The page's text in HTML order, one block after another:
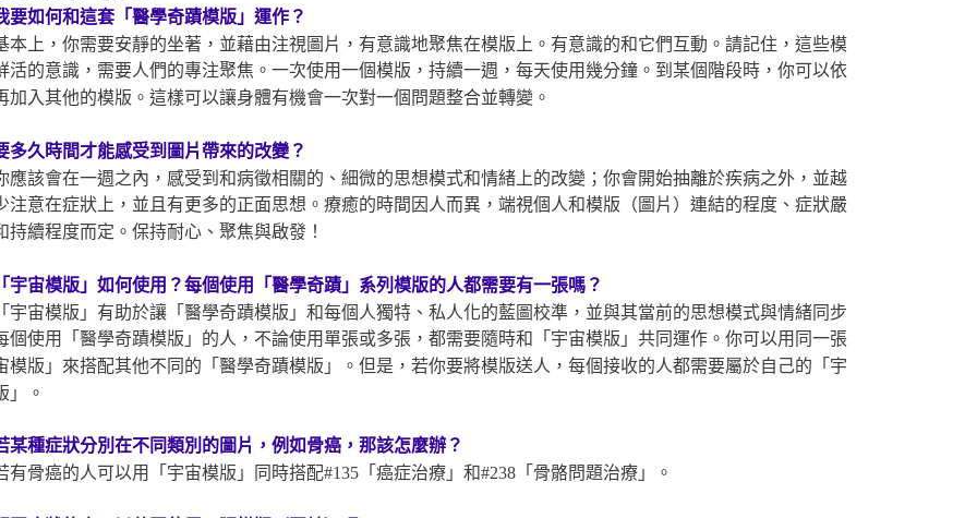
要如何和這套「醫學奇蹟模版」運作？
本上，你需要安靜的坐著，並藉由注視圖片，有意識地聚焦在模版上。有意識的和它們互動。請記住，這些模
活的意識，需要人們的專注聚焦。一次使用一個模版，持續一週，每天使用幾分鐘。到某個階段時，你可以依
加入其他的模版。這樣可以讓身體有機會一次對一個問題整合並轉變。
多久時間才能感受到圖片帶來的改變？
應該會在一週之內，感受到和病徵相關的、細微的思想模式和情緒上的改變；你會開始抽離於疾病之外，並越
注意在症狀上，並且有更多的正面思想。療癒的時間因人而異，端視個人和模版（圖片）連結的程度、症狀嚴
持續程度而定。保持耐心、聚焦與啟發！
宇宙模版」如何使用？每個使用「醫學奇蹟」系列模版的人都需要有一張嗎？
宇宙模版」有助於讓「醫學奇蹟模版」和每個人獨特、私人化的藍圖校準，並與其當前的思想模式與情緒同步
個使用「醫學奇蹟模版」的人，不論使用單張或多張，都需要隨時和「宇宙模版」共同運作。你可以用同一張
模版」來搭配其他不同的「醫學奇蹟模版」。但是，若你要將模版送人，每個接收的人都需要屬於自己的「宇
」。
某種症狀分別在不同類別的圖片，例如骨癌，那該怎麼辦？
有骨癌的人可以用「宇宙模版」同時搭配#135「癌症治療」和#238「骨骼問題治療」。